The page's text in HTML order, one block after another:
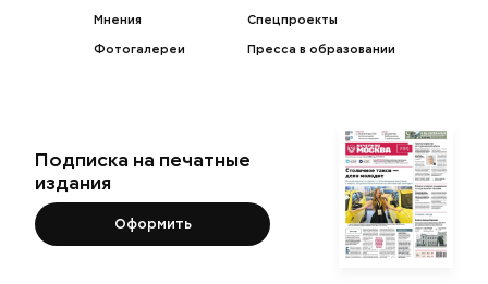
Мнения
Фотогалереи
Спецпроекты
Пресса в образовании
Подписка на печатные
издания
Оформить